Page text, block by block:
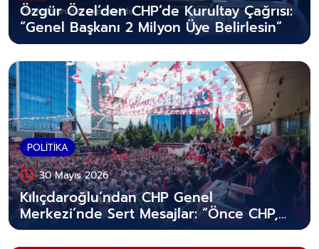
Özgür Özel’den CHP’de Kurultay Çağrısı:
“Genel Başkanı 2 Milyon Üye Belirlesin”
POLİTİKA
30 Mayıs 2026
Kılıçdaroğlu’ndan CHP Genel
Merkezi’nde Sert Mesajlar: “Önce CHP,
Sonra Türkiye Arınacak”